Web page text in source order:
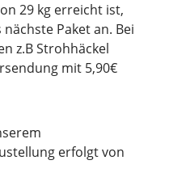
29 kg erreicht ist,
Paket an. Bei
z.B Strohhäckel
mit 5,90€
erfolgt von